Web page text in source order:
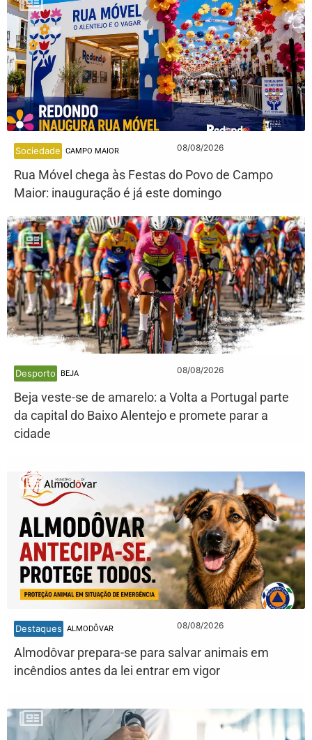
Sociedade CAMPO MAIOR 08/08/2026
Rua Móvel chega às Festas do Povo de Campo
Maior: inauguração é já este domingo
Desporto BEJA 08/08/2026
Beja veste-se de amarelo: a Volta a Portugal parte
da capital do Baixo Alentejo e promete parar a
cidade
Destaques ALMODÔVAR 08/08/2026
Almodôvar prepara-se para salvar animais em
incêndios antes da lei entrar em vigor